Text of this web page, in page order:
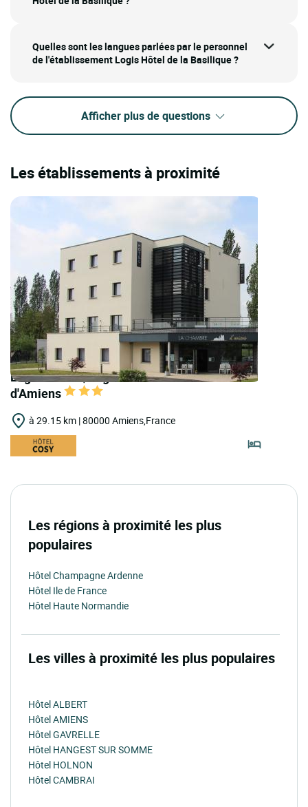
Quelles sont les langues parlées par le personnel
de l'établissement Logis Hôtel de la Basilique ?
Afficher plus de questions
Les établissements à proximité
Logis Hôtels | Logis Hôtel la Chambre
d'Amiens
à 29.15 km | 80000 Amiens,France
Les régions à proximité les plus
populaires
Hôtel Champagne Ardenne
Hôtel Ile de France
Hôtel Haute Normandie
Les villes à proximité les plus populaires
Hôtel ALBERT
Hôtel AMIENS
Hôtel GAVRELLE
Hôtel HANGEST SUR SOMME
Hôtel HOLNON
Hôtel CAMBRAI